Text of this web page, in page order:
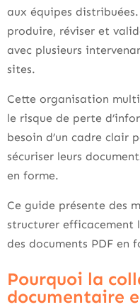
aux équipes
produire, réviser et
avec plusieurs
sites.
Cette organisation
le risque de perte
besoin d’un cadre clair
sécuriser leurs
en forme.
Ce guide présente des
structurer
des documents PDF en
Pourquoi la
documentaire